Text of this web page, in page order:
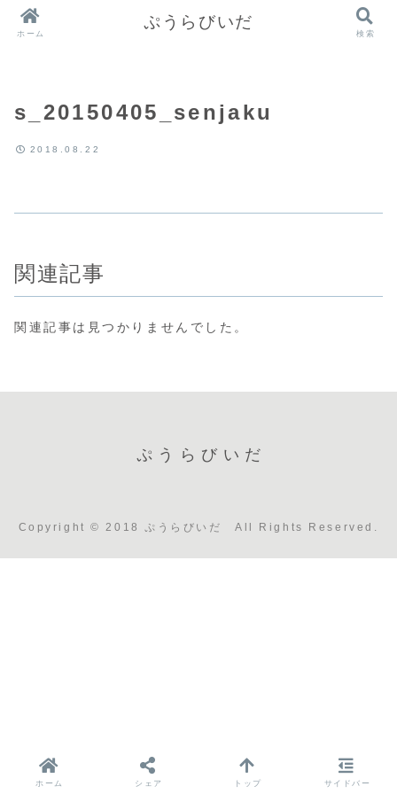
s_20150405_senjaku
2018.08.22
関連記事
関連記事は見つかりませんでした。
ぷうらびいだ
Copyright © 2018 ぷうらびいだ All Rights Reserved.
ホーム
ぷうらびいだ
検索
ホーム シェア トップ サイドバー